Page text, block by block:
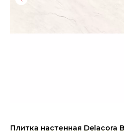
Плитка настенная Delacora